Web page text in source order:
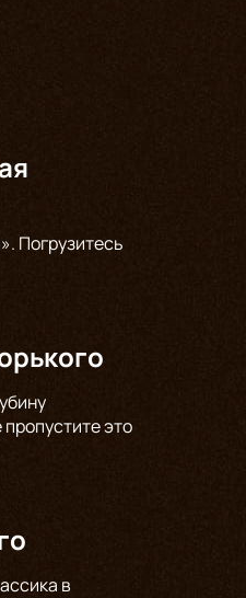
Погрузитесь
это
в